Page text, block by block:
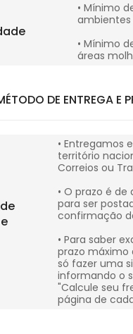
• Mínimo
ambientes
• Mínimo
áreas
DE ENTREGA E
• Entregamos
território
Correios ou
• O prazo é
para ser
confirmação
• Para saber
prazo máximo
só fazer uma
informando o
"Calcule seu
página de